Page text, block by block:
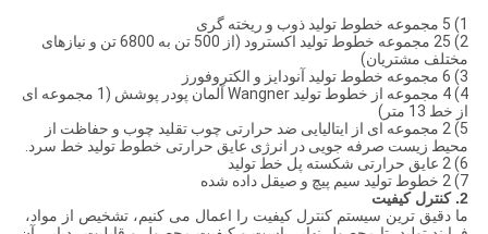
1) 5 مجموعه خطوط تولید ذوب و ریخته گری
2) 25 مجموعه خطوط تولید اکسترود (از 500 تن به 6800 تن و نیازهای
مختلف مشتریان)
3) 6 مجموعه خطوط تولید آنودایز و الکتروفورز
4) 4 مجموعه از خطوط تولید Wangner آلمان پودر پوشش (1 مجموعه ای
از خط 13 متر)
5) 2 مجموعه ای از ایتالیایی ضد حرارتی چوب تقلید چوب و حفاظت از
محیط زیست صرفه جویی در انرژی عایق حرارتی خطوط تولید خط سرد.
6) 2 عایق حرارتی شکسته پل خط تولید
7) 2 خطوط تولید سیم پیچ و صیقل داده شده
2. کنترل کیفیت
ما دقیق ترین سیستم کنترل کیفیت را اعمال می کنیم، تشخیص از مواد،